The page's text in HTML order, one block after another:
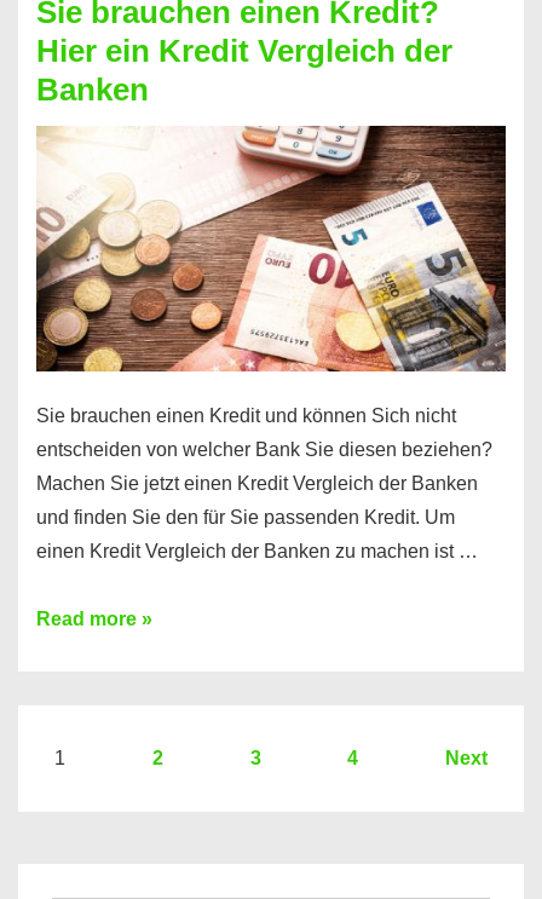
Summe
Geld?
Hier
einen
10000
Euro
Kredit
finden
Sie brauchen einen Kredit?
Hier ein Kredit Vergleich der
Banken
Sie brauchen einen Kredit und können Sich nicht
entscheiden von welcher Bank Sie diesen beziehen?
Machen Sie jetzt einen Kredit Vergleich der Banken
und finden Sie den für Sie passenden Kredit. Um
einen Kredit Vergleich der Banken zu machen ist …
Sie
Hier
Read more »
Seitennummerierung
1 2 3 4 Next